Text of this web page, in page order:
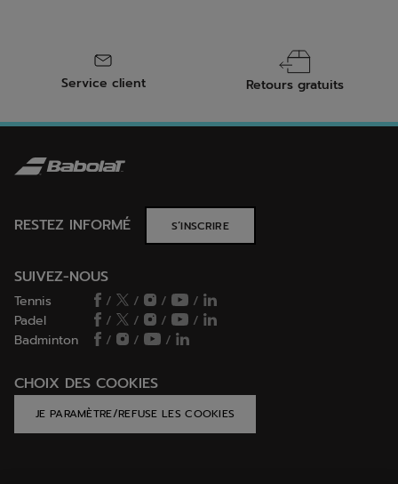
Service client Retours gratuits
RESTEZ INFORMÉ S’INSCRIRE
SUIVEZ-NOUS
Tennis / / /
/
Padel
/ / /
/
Badminton
/ / /
CHOIX DES COOKIES
JE PARAMÈTRE/REFUSE LES COOKIES